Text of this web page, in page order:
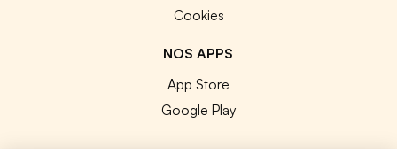
Cookies
NOS APPS
App Store
Google Play